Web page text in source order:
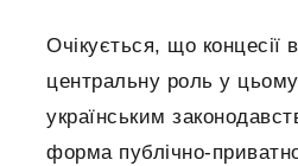
Очікується, що концесії
центральну роль у цьому
українським
форма публічно-